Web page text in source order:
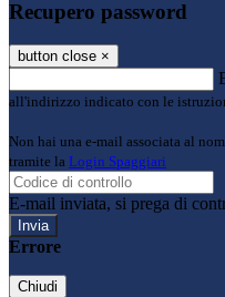
Recupero password
button close ×
all'indirizzo indicato con le
Non hai una e-mail associata al
tramite la Login Spaggiari
E-mail inviata, si prega di
Errore
Chiudi